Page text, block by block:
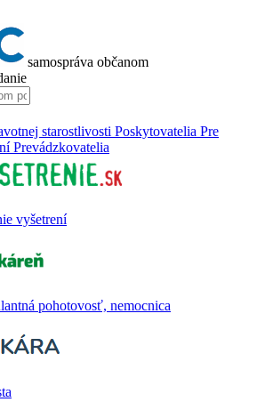
samospráva občanom
starostlivosti Poskytovatelia Pre
Prevádzkovatelia
vyšetrení
pohotovosť, nemocnica